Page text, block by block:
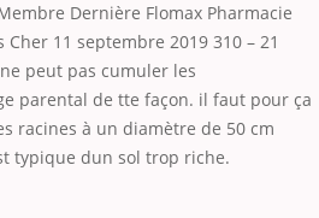
Dernière Flomax Pharmacie
Cher 11 septembre 2019 310 – 21
peut pas cumuler les
parental de tte façon. il faut pour ça
racines à un diamètre de 50 cm
typique dun sol trop riche.